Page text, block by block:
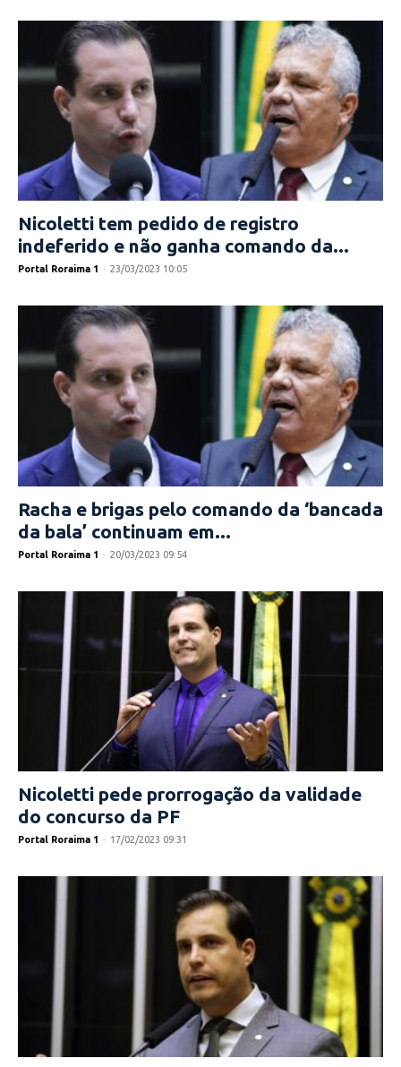
Nicoletti tem pedido de registro
indeferido e não ganha comando da...
Portal Roraima 1 - 23/03/2023 10:05
Racha e brigas pelo comando da ‘bancada
da bala’ continuam em...
Portal Roraima 1 - 20/03/2023 09:54
Nicoletti pede prorrogação da validade
do concurso da PF
Portal Roraima 1 - 17/02/2023 09:31